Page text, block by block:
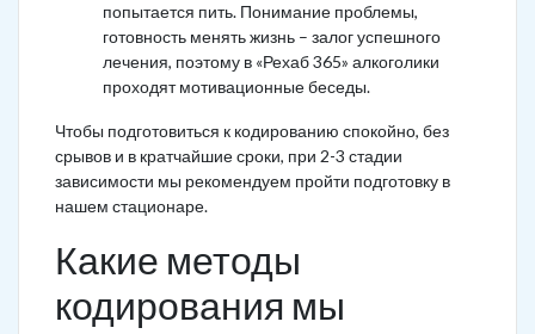
попытается пить. Понимание проблемы,
готовность менять жизнь – залог успешного
лечения, поэтому в «Рехаб 365» алкоголики
проходят мотивационные беседы.
Чтобы подготовиться к кодированию спокойно, без
срывов и в кратчайшие сроки, при 2-3 стадии
зависимости мы рекомендуем пройти подготовку в
нашем стационаре.
Какие методы
кодирования мы